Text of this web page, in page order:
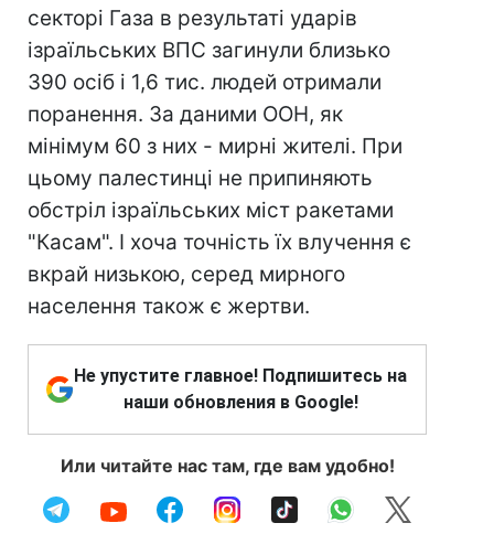
секторі Газа в результаті ударів
ізраїльських ВПС загинули близько
390 осіб і 1,6 тис. людей отримали
поранення. За даними ООН, як
мінімум 60 з них - мирні жителі. При
цьому палестинці не припиняють
обстріл ізраїльських міст ракетами
"Касам". І хоча точність їх влучення є
вкрай низькою, серед мирного
населення також є жертви.
Не упустите главное! Подпишитесь на
наши обновления в Google!
Или читайте нас там, где вам удобно!